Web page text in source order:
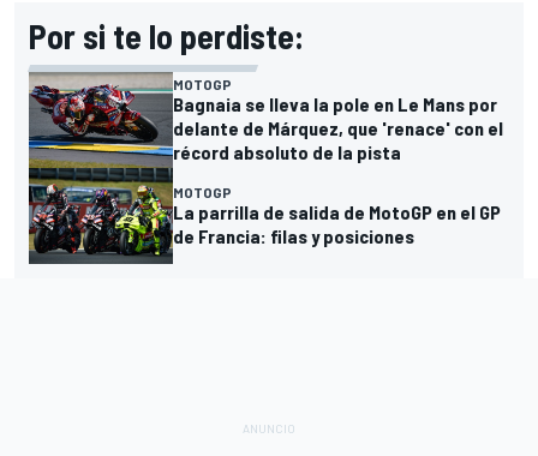
Por si te lo perdiste:
MOTOGP
Bagnaia se lleva la pole en Le Mans por
delante de Márquez, que 'renace' con el
récord absoluto de la pista
MOTOGP
La parrilla de salida de MotoGP en el GP
de Francia: filas y posiciones